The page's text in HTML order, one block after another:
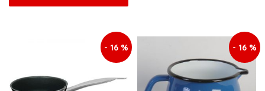
je:
24,65 KM.
- 16 % - 16 %